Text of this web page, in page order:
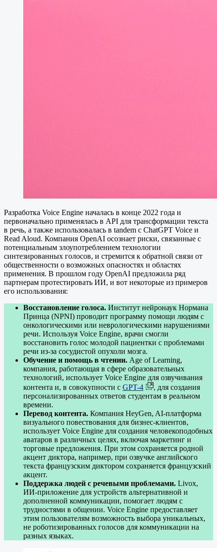
Разработка Voice Engine началась в конце 2022 года и
первоначально применялась в API для трансформации текста
в речь, а также использовалась в tandem с ChatGPT Voice и
Read Aloud. Компания OpenAI осознает риски, связанные с
потенциальным злоупотреблением технологии
синтезированных голосов, и стремится к обратной связи от
общественности о возможных опасностях и областях
применения. В прошлом году OpenAI предложила ряд
партнерам протестировать ИИ, и вот некоторые из примеров
его использования:
Восстановление голоса. Институт нейронаук Нормана
Принца (NPNI) проводит программу помощи людям с
онкологическими или неврологическими нарушениями
речи. Используя Voice Engine, врачи смогли
восстановить голос молодой пациентки с проблемами
речи из-за сосудистой опухоли мозга.
Обучение и помощь в чтении. Age of Learning,
компания, работающая в сфере образовательных
технологий, использует Voice Engine для озвучивания
контента и, в совокупности с GPT-4
, для создания
персонализированных ответов студентам в реальном
времени.
Перевод контента. Компания HeyGen, AI-платформа
визуального повествования для бизнес-клиентов,
использует Voice Engine для создания человекоподобных
аватаров в различных целях, включая маркетинг и
торговые предложения. При этом сохраняется родной
акцент диктора, например, при озвучке английского
текста французским диктором сохраняется французский
акцент.
Поддержка людей с речевыми проблемами. Livox,
ИИ-приложение для устройств альтернативной и
дополненной коммуникации, помогает людям с
трудностями в общении. Voice Engine предоставляет
этим пользователям возможность выбора уникальных,
не роботизированных голосов для коммуникации на
разных языках.